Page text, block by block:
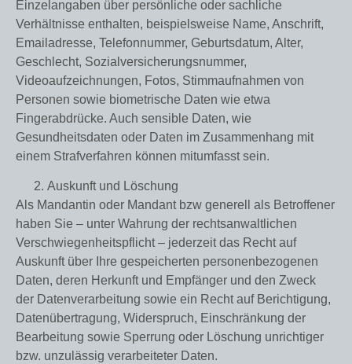
Einzelangaben über persönliche oder sachliche
Verhältnisse enthalten, beispielsweise Name, Anschrift,
Emailadresse, Telefonnummer, Geburtsdatum, Alter,
Geschlecht, Sozialversicherungsnummer,
Videoaufzeichnungen, Fotos, Stimmaufnahmen von
Personen sowie biometrische Daten wie etwa
Fingerabdrücke. Auch sensible Daten, wie
Gesundheitsdaten oder Daten im Zusammenhang mit
einem Strafverfahren können mitumfasst sein.
Auskunft und Löschung
Als Mandantin oder Mandant bzw generell als Betroffener
haben Sie – unter Wahrung der rechtsanwaltlichen
Verschwiegenheitspflicht – jederzeit das Recht auf
Auskunft über Ihre gespeicherten personenbezogenen
Daten, deren Herkunft und Empfänger und den Zweck
der Datenverarbeitung sowie ein Recht auf Berichtigung,
Datenübertragung, Widerspruch, Einschränkung der
Bearbeitung sowie Sperrung oder Löschung unrichtiger
bzw. unzulässig verarbeiteter Daten.